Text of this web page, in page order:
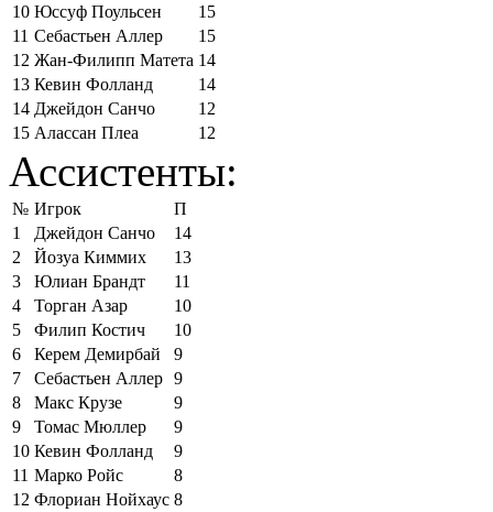
10 Юссуф Поульсен
15
11 Себастьен Аллер
15
12 Жан-Филипп Матета 14
13 Кевин Фолланд
14
14 Джейдон Санчо
12
15 Алассан Плеа 12
Ассистенты:
№ Игрок
П
1
Джейдон Санчо
14
2
Йозуа Киммих
13
3
Юлиан Брандт
11
4
Торган Азар
10
5
Филип Костич
10
6
Керем Демирбай
9
7
Себастьен Аллер 9
8
Макс Крузе
9
9
Томас Мюллер
9
10 Кевин Фолланд
9
11 Марко Ройс
8
12 Флориан Нойхаус 8